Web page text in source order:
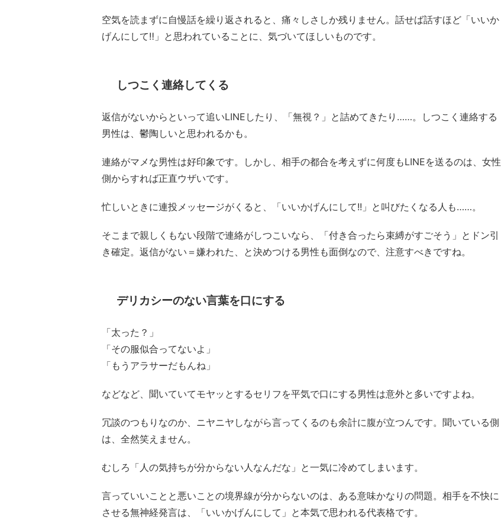
空気を読まずに自慢話を繰り返されると、痛々しさしか残りません。話せば話すほど「いいか
げんにして‼」と思われていることに、気づいてほしいものです。
しつこく連絡してくる
返信がないからといって追いLINEしたり、「無視？」と詰めてきたり……。しつこく連絡する
男性は、鬱陶しいと思われるかも。
連絡がマメな男性は好印象です。しかし、相手の都合を考えずに何度もLINEを送るのは、女性
側からすれば正直ウザいです。
忙しいときに連投メッセージがくると、「いいかげんにして!!」と叫びたくなる人も……。
そこまで親しくもない段階で連絡がしつこいなら、「付き合ったら束縛がすごそう」とドン引
き確定。返信がない＝嫌われた、と決めつける男性も面倒なので、注意すべきですね。
デリカシーのない言葉を口にする
「太った？」
「その服似合ってないよ」
「もうアラサーだもんね」
などなど、聞いていてモヤッとするセリフを平気で口にする男性は意外と多いですよね。
冗談のつもりなのか、ニヤニヤしながら言ってくるのも余計に腹が立つんです。聞いている側
は、全然笑えません。
むしろ「人の気持ちが分からない人なんだな」と一気に冷めてしまいます。
言っていいことと悪いことの境界線が分からないのは、ある意味かなりの問題。相手を不快に
させる無神経発言は、「いいかげんにして」と本気で思われる代表格です。